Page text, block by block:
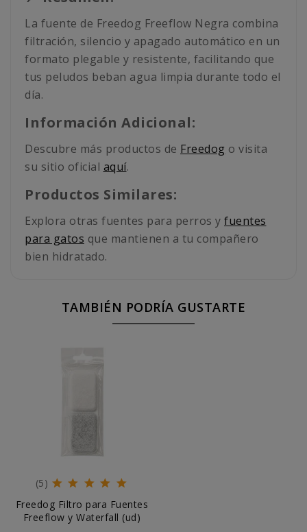
La fuente de Freedog Freeflow Negra combina
filtración, silencio y apagado automático en un
formato plegable y resistente, facilitando que
tus peludos beban agua limpia durante todo el
día.
Información Adicional:
Descubre más productos de Freedog o visita
su sitio oficial aquí.
Productos Similares:
Explora otras fuentes para perros y fuentes
para gatos que mantienen a tu compañero
bien hidratado.
TAMBIÉN PODRÍA GUSTARTE
(5)
Freedog Filtro para Fuentes
Freeflow y Waterfall (ud)